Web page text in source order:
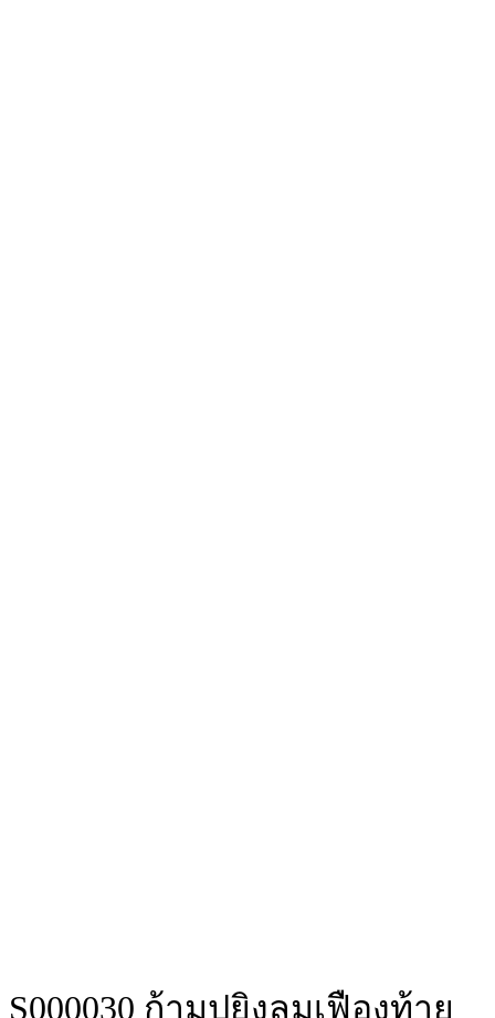
S000030 ก้ามปูยิงลมเฟืองท้าย